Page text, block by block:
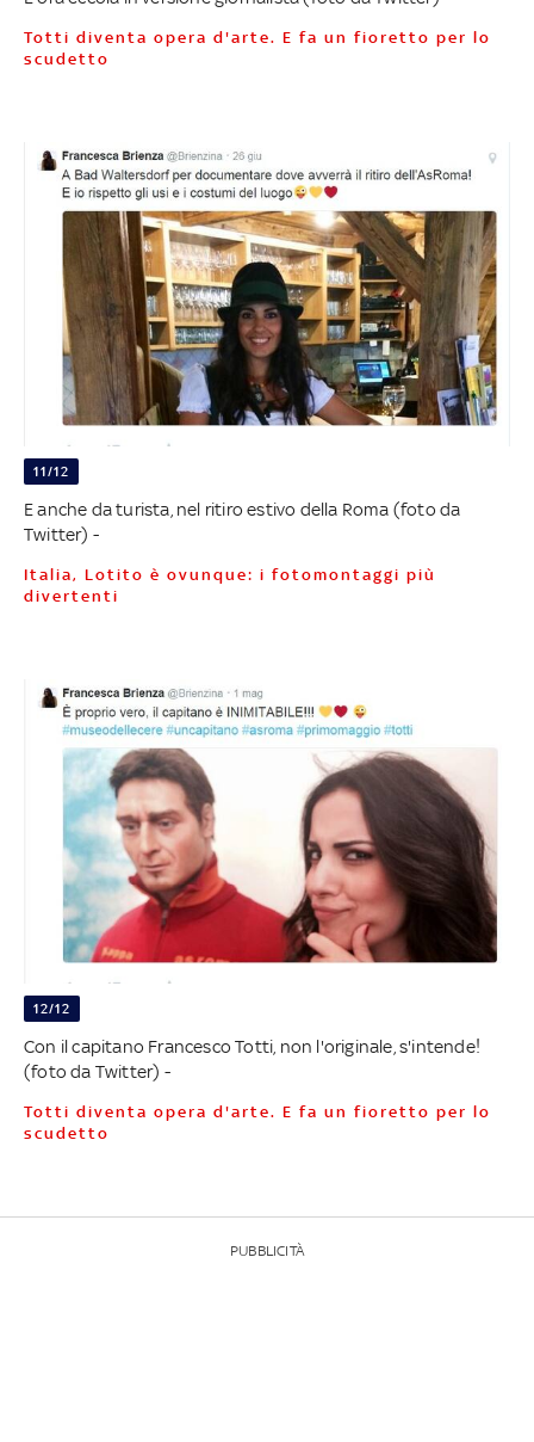
Totti diventa opera d'arte. E fa un fioretto per lo
scudetto
11/12
E anche da turista, nel ritiro estivo della Roma (foto da
Twitter) -
Italia, Lotito è ovunque: i fotomontaggi più
divertenti
12/12
Con il capitano Francesco Totti, non l'originale, s'intende!
(foto da Twitter) -
Totti diventa opera d'arte. E fa un fioretto per lo
scudetto
PUBBLICITÀ